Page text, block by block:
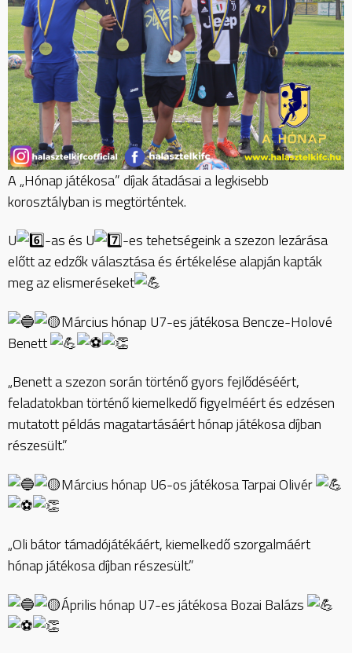
A „Hónap játékosa” díjak átadásai a legkisebb
korosztályban is megtörténtek.
U
-as és U
-es tehetségeink a szezon lezárása
előtt az edzők választása és értékelése alapján kapták
meg az elismeréseket
Március hónap U7-es játékosa Bencze-Holové
Benett
„Benett a szezon során történő gyors fejlődéséért,
feladatokban történő kiemelkedő figyelméért és edzésen
mutatott példás magatartásáért hónap játékosa díjban
részesült.”
Március hónap U6-os játékosa Tarpai Olivér
„Oli bátor támadójátékáért, kiemelkedő szorgalmáért
hónap játékosa díjban részesült.”
Április hónap U7-es játékosa Bozai Balázs